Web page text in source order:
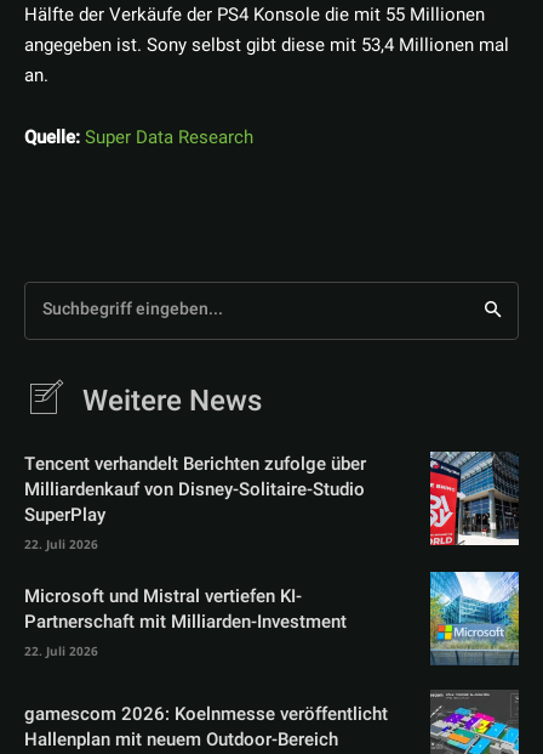
Hälfte der Verkäufe der PS4 Konsole die mit 55 Millionen
angegeben ist. Sony selbst gibt diese mit 53,4 Millionen mal
an.
Quelle:Super Data Research
Suchbegriff eingeben...
Weitere News
Tencent verhandelt Berichten zufolge über
Milliardenkauf von Disney-Solitaire-Studio
SuperPlay
22. Juli 2026
Microsoft und Mistral vertiefen KI-
Partnerschaft mit Milliarden-Investment
22. Juli 2026
gamescom 2026: Koelnmesse veröffentlicht
Hallenplan mit neuem Outdoor-Bereich